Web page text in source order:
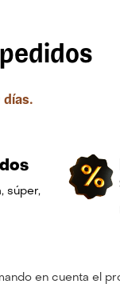
súper,
en cuenta el